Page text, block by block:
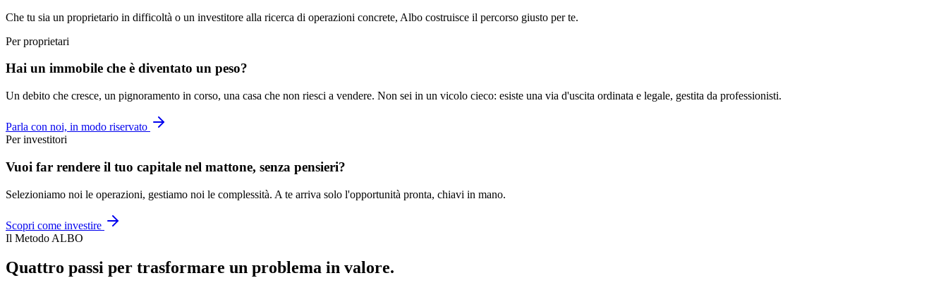
Che tu sia un proprietario in difficoltà o un investitore alla ricerca di operazioni concrete, Albo costruisce il percorso giusto per te.
Per proprietari
Hai un immobile che è diventato un peso?
Un debito che cresce, un pignoramento in corso, una casa che non riesci a vendere. Non sei in un vicolo cieco: esiste una via d'uscita ordinata e legale, gestita da professionisti.
Parla con noi, in modo riservato
Per investitori
Vuoi far rendere il tuo capitale nel mattone, senza pensieri?
Selezioniamo noi le operazioni, gestiamo noi le complessità. A te arriva solo l'opportunità pronta, chiavi in mano.
Scopri come investire
Il Metodo ALBO
Quattro passi per trasformare un problema in valore.